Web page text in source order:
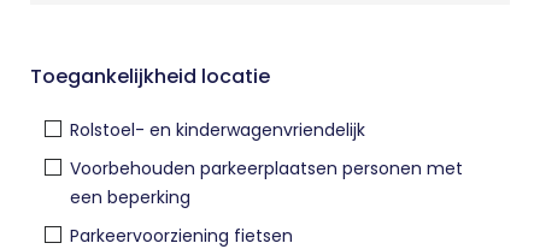
Toegankelijkheid locatie
Rolstoel- en kinderwagenvriendelijk
Voorbehouden parkeerplaatsen personen met
een beperking
Parkeervoorziening fietsen